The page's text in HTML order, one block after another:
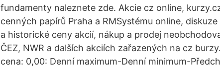
fundamenty naleznete zde. Akcie cz online,
cenných papírů Praha a RMSystému online,
a historické ceny akcií, nákup a prodej
ČEZ, NWR a dalších akciích zařazených na cz
cena: 0,00: Denní maximum-Denní minimum-